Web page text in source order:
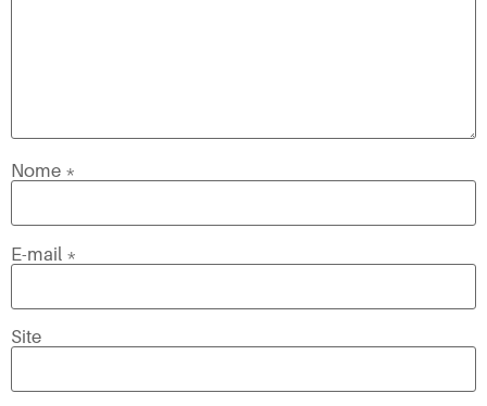
Nome *
E-mail *
Site